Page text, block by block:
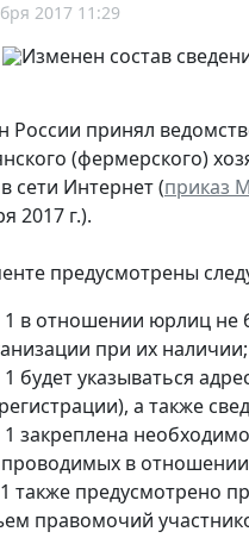
2017 11:29
принял
(фермерского)
сети Интернет (приказ
2017 г.).
предусмотрены
1 в отношении юрлиц не
при их наличии;
1 будет указываться
а также
1 закреплена
в
также предусмотрено
правомочий